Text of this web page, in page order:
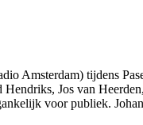
Amsterdam) tijdens
Jos van
voor publiek.